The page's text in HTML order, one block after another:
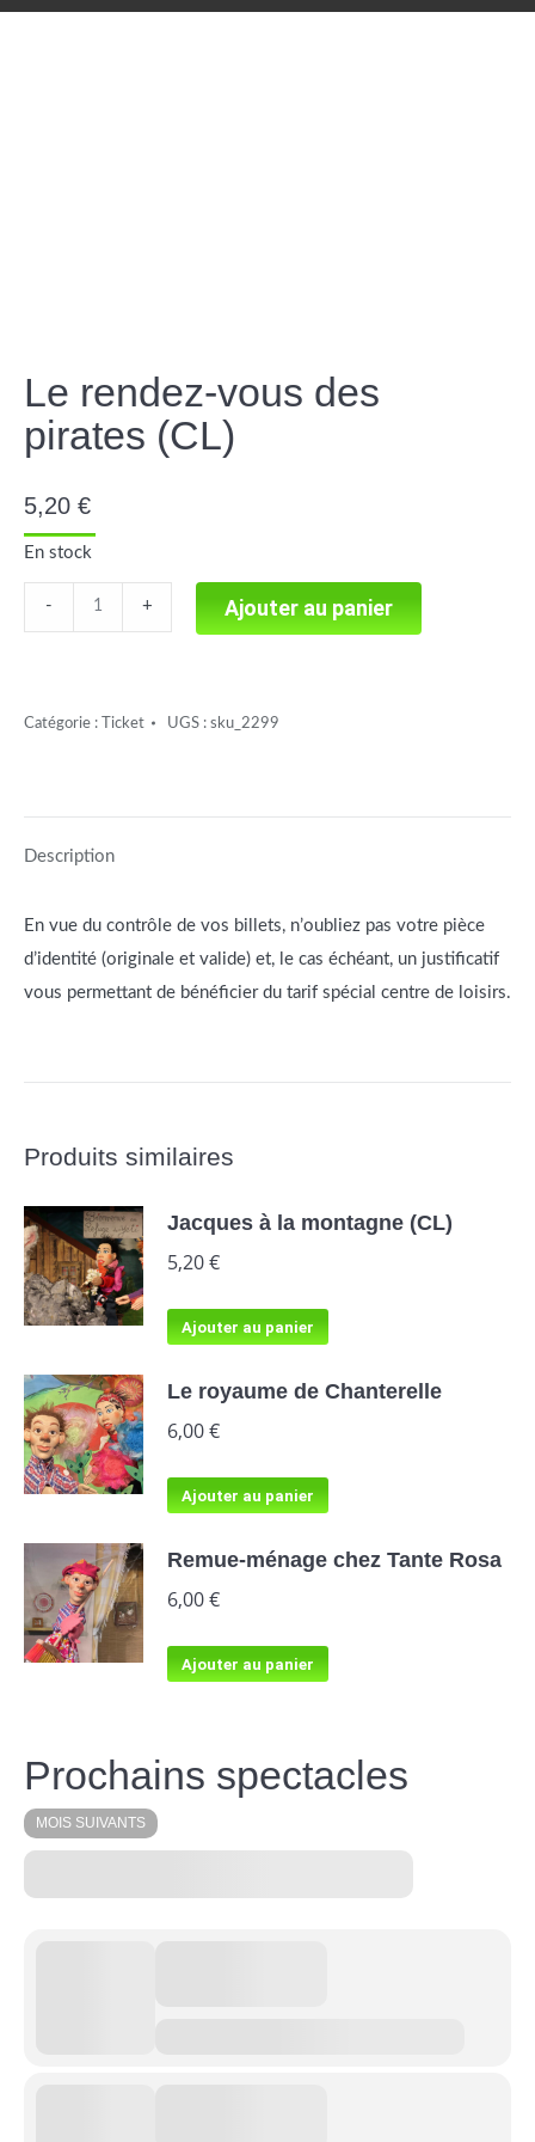
Le rendez-vous des
pirates (CL)
5,20 €
En stock
rendez-
pirates
- + Ajouter au panier
Catégorie : Ticket UGS : sku_2299
Description
En vue du contrôle de vos billets, n’oubliez pas votre pièce
d’identité (originale et valide) et, le cas échéant, un justificatif
vous permettant de bénéficier du tarif spécial centre de loisirs.
Produits similaires
Jacques à la montagne (CL)
5,20€
Ajouter au panier
Le royaume de Chanterelle
6,00€
Ajouter au panier
Remue-ménage chez Tante Rosa
6,00€
Ajouter au panier
Prochains spectacles
MOIS SUIVANTS